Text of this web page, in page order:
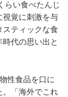
らい食べたんじ
視覚に刺激を与
スティックな食
代の思い出と
性食品を口に
。「海外でこれ